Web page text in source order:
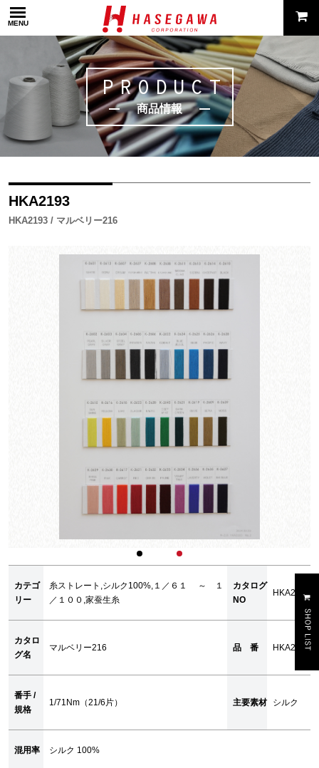
MENU
PRODUCT
商品情報
HKA2193
HKA2193 / マルベリー216
カテゴ
リー
糸ストレート,シルク100%,１／６１ ～ １
／１００,家蚕生糸
カタログ
NO
HKA2193
カタロ
グ名
マルベリー216 品 番 HKA2193
番手 /
規格
1/71Nm（21/6片） 主要素材 シルク
混用率 シルク 100%